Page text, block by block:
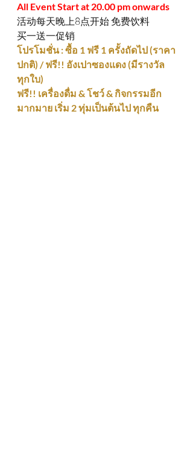
All Event Start at 20.00 pm onwards
活动每天晚上8点开始 免费饮料
买一送一促销
โปรโมชั่น : ซื้อ 1 ฟรี 1 ครั้งถัดไป (ราคา
ปกติ) / ฟรี!! อังเปาซองแดง (มีรางวัล
ทุกใบ)
ฟรี!! เครื่องดื่ม & โชว์ & กิจกรรมอีก
มากมาย เริ่ม 2 ทุ่มเป็นต้นไป ทุกคืน